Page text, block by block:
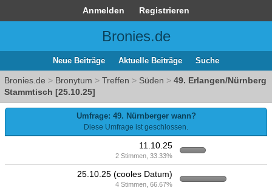
Anmelden Registrieren
Bronies.de
Neue Beiträge Aktuelle Beiträge Suche
Bronies.de > Bronytum > Treffen > Süden > 49. Erlangen/Nürnberg
Stammtisch [25.10.25]
Umfrage: 49. Nürnberger wann?
Diese Umfrage ist geschlossen.
11.10.25
2 Stimmen, 33.33%
25.10.25 (cooles Datum)
4 Stimmen, 66.67%